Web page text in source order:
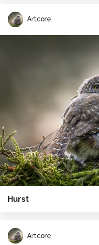
Artcore
Hurst
Artcore